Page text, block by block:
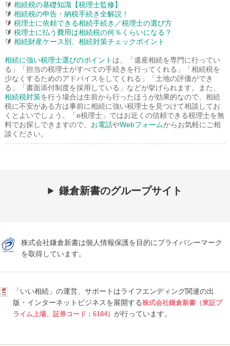
🔰 相続税の基礎知識【税理士監修】
🔰 相続税の申告・納税手続き全解説！
🔰 税理士に依頼できる相続手続き／税理士の選び方
🔰 税理士に払う費用は相続税の何％くらいになる？
🔰 相続財産ケース別、相続対策チェックポイント
相続に強い税理士選びのポイント は、「遺産相続を専門に行ってい
る」「担当の税理士がすべての手続きを行ってくれる」「相続税を
少なくするためのアドバイスをしてくれる」「土地の評価ができ
る」「書面添付制度を採用している」などが挙げられます。また、
相続税対策を行う場合は生前から行ったほうが効果的なので、相続
税に不安がある方は事前に相続に強い税理士を見つけて相談してお
くとよいでしょう。「e税理士」ではお近くの信頼できる税理士を無
料でお探しできますので、 お電話やWebフォームからお気軽にご相
談ください。
鎌倉新書のグループサイト
株式会社鎌倉新書は個人情報保護を目的にプライバシーマーク
を取得しています。
「いい相続」の運営、サポートはライフエンディング関連の出
版・インターネットビジネスを展開する株式会社鎌倉新書（東証プ
ライム上場、証券コード：6184） が行っています。